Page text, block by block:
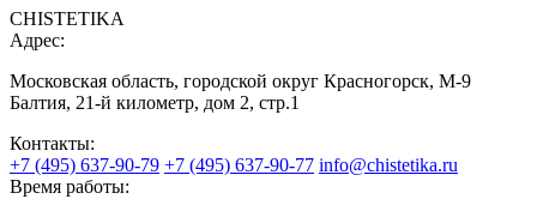
CHISTETIKA
Адрес:
Московская область, городской округ Красногорск, М-9
Балтия, 21-й километр, дом 2, стр.1
Контакты:
+7 (495) 637-90-79 +7 (495) 637-90-77 info@chistetika.ru
Время работы: